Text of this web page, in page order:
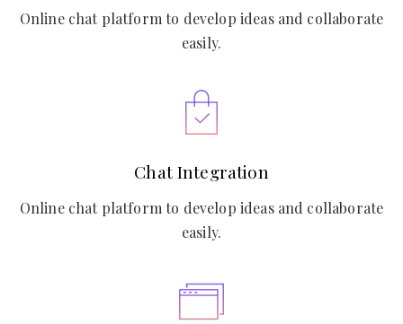
Online chat platform to develop ideas and collaborate
easily.
Chat Integration
Online chat platform to develop ideas and collaborate
easily.